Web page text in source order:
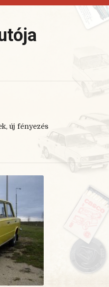
új fényezés